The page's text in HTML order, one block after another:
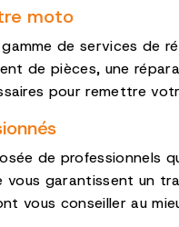
moto
de services de
de pièces, une
pour remettre
de professionnels
garantissent un
vous conseiller au